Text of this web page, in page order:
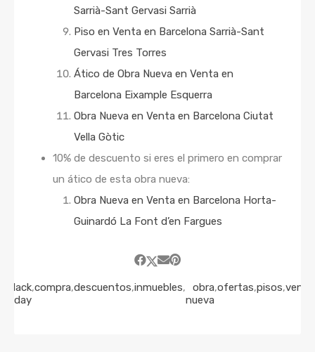
Sarrià-Sant Gervasi Sarrià
Piso en Venta en Barcelona Sarrià-Sant
Gervasi Tres Torres
Ático de Obra Nueva en Venta en
Barcelona Eixample Esquerra
Obra Nueva en Venta en Barcelona Ciutat
Vella Gòtic
10% de descuento si eres el primero en comprar
un ático de esta obra nueva:
Obra Nueva en Venta en Barcelona Horta-
Guinardó La Font d’en Fargues
black
friday
,compra,descuentos,inmuebles,
obra
nueva
,ofertas,pisos,venta